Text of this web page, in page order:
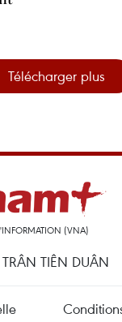
Télécharger plus
(VNA)
TIÊN DUÂN